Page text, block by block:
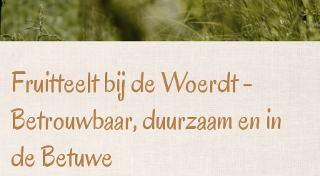
Fruitteelt bij de Woerdt -
Betrouwbaar, duurzaam en in
de Betuwe